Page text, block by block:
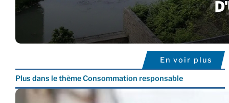
En voir plus
Plus dans le thème Consommation responsable